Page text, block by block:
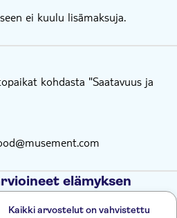
ei kuulu lisämaksuja.
kohdasta "Saatavuus ja
elämyksen
Kaikki arvostelut on vahvistettu